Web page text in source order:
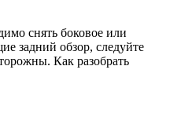
снять боковое или
задний обзор, следуйте
Как разобрать